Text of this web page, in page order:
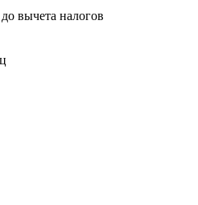
до вычета налогов